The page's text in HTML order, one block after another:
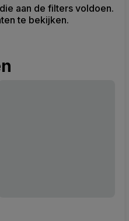
aan de filters voldoen.
te bekijken.